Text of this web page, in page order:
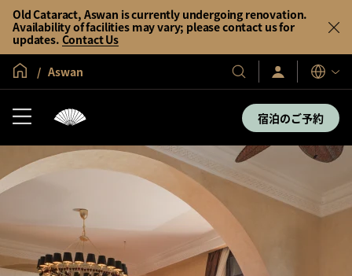
Old Cataract, Aswan is currently undergoing renovation.
Availability of facilities may vary; please contact us for
updates. Contact Us
グローバル ホーム
Aswan
当
社
ル
リ
ー
サ
イ
ン
／
表
示
言
語
宿泊のご予約